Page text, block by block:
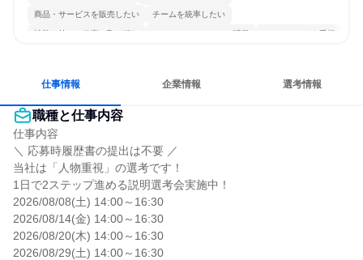
商品・サービスを販売したい チームを統率したい
情熱を持って仕事に取り組む コミュニケーションが活発 チームワークを重視
仕事情報 企業情報 選考情報
職種と仕事内容
仕事内容
＼ 応募時履歴書の提出は不要 ／
当社は「人物重視」の選考です！
1日で2ステップ進める説明選考会実施中！
2026/08/08(土) 14:00～16:30
2026/08/14(金) 14:00～16:30
2026/08/20(木) 14:00～16:30
2026/08/29(土) 14:00～16:30